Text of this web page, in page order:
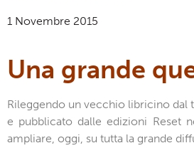
1 Novembre 2015
Una grande
Rileggendo un vecchio libricino dal
e pubblicato dalle edizioni Reset
ampliare, oggi, su tutta la grande